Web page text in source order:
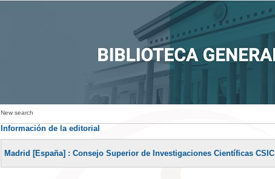
New search
Información de la editorial
Madrid [España] : Consejo Superior de Investigaciones Científicas CSIC